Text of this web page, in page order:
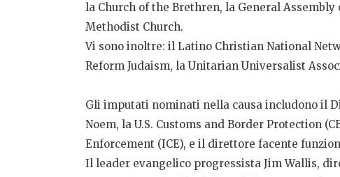
la Church of the Brethren, la General
Methodist Church.
Vi sono inoltre: il Latino Christian National
Reform Judaism, la Unitarian Universalist
Gli imputati nominati nella causa includono il
Noem, la U.S. Customs and Border Protection
Enforcement (ICE), e il direttore facente
Il leader evangelico progressista Jim Wallis,